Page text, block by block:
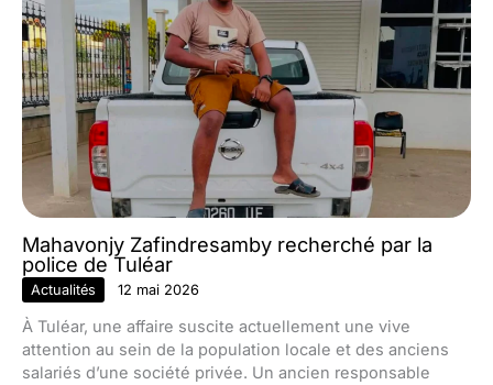
Mahavonjy Zafindresamby recherché par la
police de Tuléar
Actualités 12 mai 2026
À Tuléar, une affaire suscite actuellement une vive
attention au sein de la population locale et des anciens
salariés d’une société privée. Un ancien responsable